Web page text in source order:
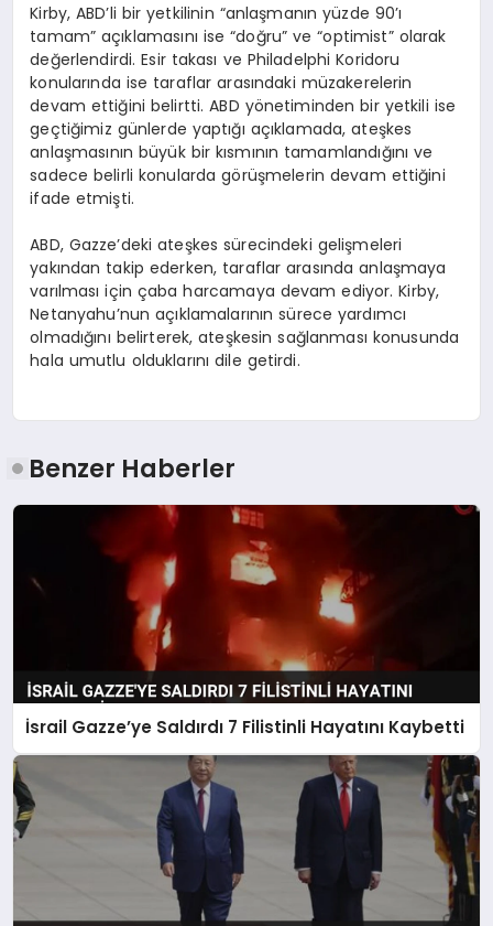
Kirby, ABD’li bir yetkilinin “anlaşmanın yüzde 90’ı
tamam” açıklamasını ise “doğru” ve “optimist” olarak
değerlendirdi. Esir takası ve Philadelphi Koridoru
konularında ise taraflar arasındaki müzakerelerin
devam ettiğini belirtti. ABD yönetiminden bir yetkili ise
geçtiğimiz günlerde yaptığı açıklamada, ateşkes
anlaşmasının büyük bir kısmının tamamlandığını ve
sadece belirli konularda görüşmelerin devam ettiğini
ifade etmişti.
ABD, Gazze’deki ateşkes sürecindeki gelişmeleri
yakından takip ederken, taraflar arasında anlaşmaya
varılması için çaba harcamaya devam ediyor. Kirby,
Netanyahu’nun açıklamalarının sürece yardımcı
olmadığını belirterek, ateşkesin sağlanması konusunda
hala umutlu olduklarını dile getirdi.
Benzer Haberler
İsrail Gazze’ye Saldırdı 7 Filistinli Hayatını Kaybetti